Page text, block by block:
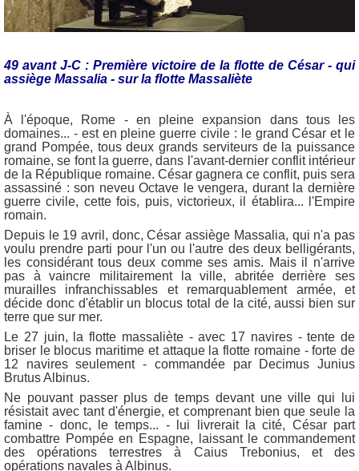
49 avant J-C : Première victoire de la flotte de César - qui
assiège Massalia - sur la flotte Massaliète
À l'époque, Rome - en pleine expansion dans tous les
domaines... - est en pleine guerre civile : le grand César et le
grand Pompée, tous deux grands serviteurs de la puissance
romaine, se font la guerre, dans l'avant-dernier conflit intérieur
de la République romaine. César gagnera ce conflit, puis sera
assassiné : son neveu Octave le vengera, durant la dernière
guerre civile, cette fois, puis, victorieux, il établira... l'Empire
romain.
Depuis le 19 avril, donc, César assiège Massalia, qui n'a pas
voulu prendre parti pour l'un ou l'autre des deux belligérants,
les considérant tous deux comme ses amis. Mais il n'arrive
pas à vaincre militairement la ville, abritée derrière ses
murailles infranchissables et remarquablement armée, et
décide donc d'établir un blocus total de la cité, aussi bien sur
terre que sur mer.
Le 27 juin, la flotte massaliète - avec 17 navires - tente de
briser le blocus maritime et attaque la flotte romaine - forte de
12 navires seulement - commandée par Decimus Junius
Brutus Albinus.
Ne pouvant passer plus de temps devant une ville qui lui
résistait avec tant d'énergie, et comprenant bien que seule la
famine - donc, le temps... - lui livrerait la cité, César part
combattre Pompée en Espagne, laissant le commandement
des opérations terrestres à Caius Trebonius, et des
opérations navales à Albinus.